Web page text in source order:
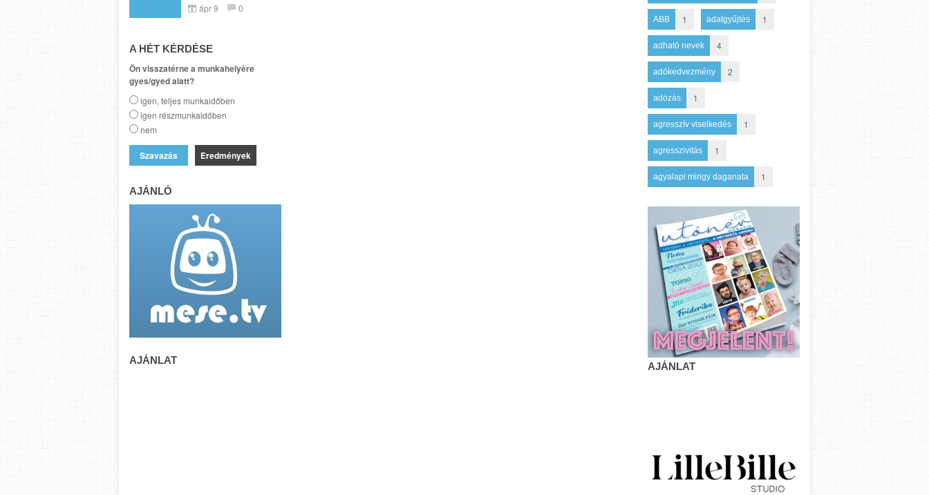
ápr 9 0
A HÉT KÉRDÉSE
Ön visszatérne a munkahelyére
gyes/gyed alatt?
igen, teljes munkaidőben
igen részmunkaidőben
nem
Eredmények
AJÁNLÓ
AJÁNLAT
ABB 1 adatgyűjtés 1
adható nevek 4
adókedvezmény 2
adózás 1
agresszív viselkedés 1
agresszivitás 1
agyalapi mirigy daganata 1
AJÁNLAT